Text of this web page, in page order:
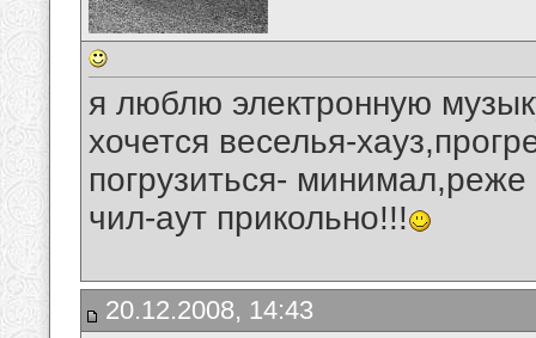
я люблю электронную
хочется веселья-
погрузиться-
чил-аут прикольно!!!
20.12.2008, 14:43